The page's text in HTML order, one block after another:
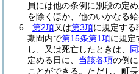
員には他の条例に別段の定
を除くほか、他のいかなる給
6
第2項又は第3項に規定する
期間内で第15条第1項に規定
し、又は死亡したときは、
定める日に、 当該各項の例
ことができる。 ただし、町